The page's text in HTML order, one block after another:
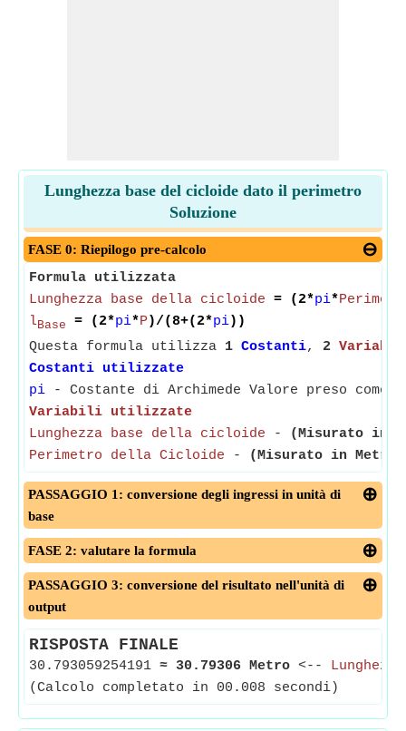
Lunghezza base del cicloide dato il perimetro
Soluzione
FASE 0: Riepilogo pre-calcolo
Formula utilizzata
Lunghezza base della cicloide = (2*pi*
lBase = (2*pi*P)/(8+(2*pi))
Questa formula utilizza 1 Costanti, 2
Costanti utilizzate
pi - Costante di Archimede Valore preso come
Variabili utilizzate
Lunghezza base della cicloide -
(Misurato in
Perimetro della Cicloide - (Misurato in Metro)
PASSAGGIO 1: conversione degli ingressi in unità di
base
FASE 2: valutare la formula
PASSAGGIO 3: conversione del risultato nell'unità di
output
RISPOSTA FINALE
30.793059254191 ≈ 30.79306 Metro <--
(Calcolo completato in 00.008 secondi)